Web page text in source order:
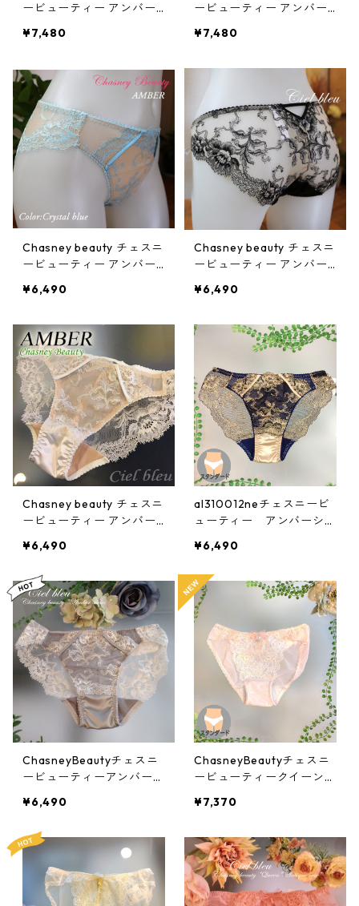
ービューティー アンバー
¥7,480
ービューティー アンバー
012cc
¥7,480
Chasney beauty チェスニ
ービューティー アンバー
ー):al310012cb
¥6,490
Chasney beauty チェスニ
ービューティー アンバー
012bk
¥6,490
Chasney beauty チェスニ
ービューティー アンバー
0012ch
¥6,490
al310012neチェスニービ
ューティー アンバーショ
¥6,490
ChasneyBeautyチェスニ
ービューティーアンバーシ
012si
¥6,490
ChasneyBeautyチェスニ
ービューティークイーンシ
al313012rq
¥7,370